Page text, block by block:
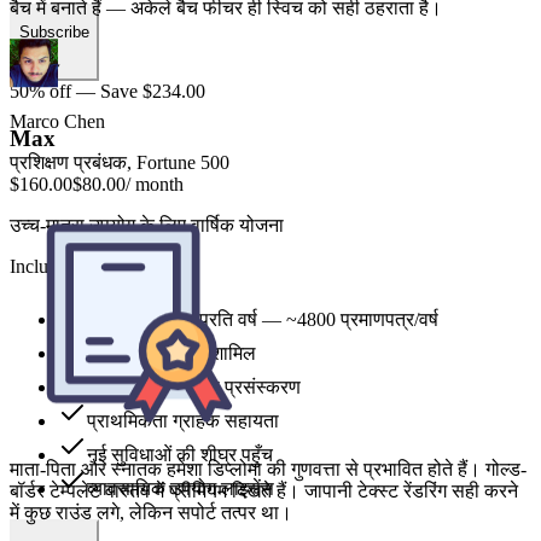
Subscribe
50% off — Save $234.00
Max
$160.00$80.00/ month
उच्च-मात्रा उपयोग के लिए वार्षिक योजना
Includes
24,000 credits प्रति वर्ष — ~4800 प्रमाणपत्र/वर्ष
सभी शैली टेम्पलेट शामिल
सर्वोच्च प्राथमिकता प्रसंस्करण
प्राथमिकता ग्राहक सहायता
नई सुविधाओं की शीघ्र पहुँच
व्यावसायिक उपयोग लाइसेंस
प्रशिक्षण प्रबंधक, Fortune 500
माता-पिता और स्नातक हमेशा डिप्लोमा की गुणवत्ता से प्रभावित होते हैं। गोल्ड-
बॉर्डर टेम्पलेट वास्तव में प्रीमियम दिखते हैं। जापानी टेक्स्ट रेंडरिंग सही करने
में कुछ राउंड लगे, लेकिन सपोर्ट तत्पर था।
Aya Nakamura
रजिस्ट्रार, ओसाका विश्वविद्यालय